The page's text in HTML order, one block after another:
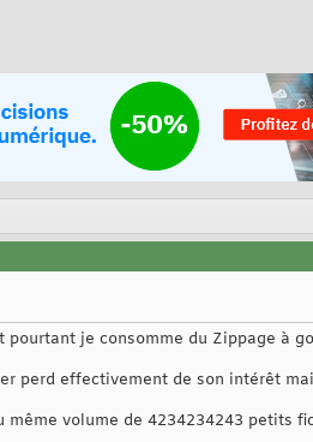
je consomme du Zippage à
perd effectivement de son intérêt
volume de 4234234243 petits